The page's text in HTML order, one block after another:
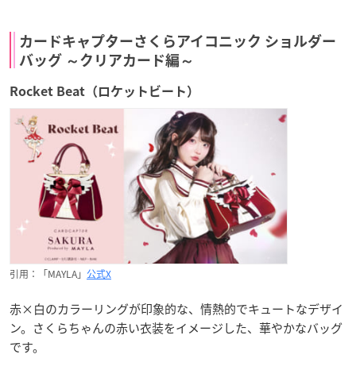
カードキャプターさくらアイコニック ショルダー
バッグ ～クリアカード編～
Rocket Beat（ロケットビート）
引用：「MAYLA」 公式X
赤×白のカラーリングが印象的な、情熱的でキュートなデザイ
ン。さくらちゃんの赤い衣装をイメージした、華やかなバッグ
です。